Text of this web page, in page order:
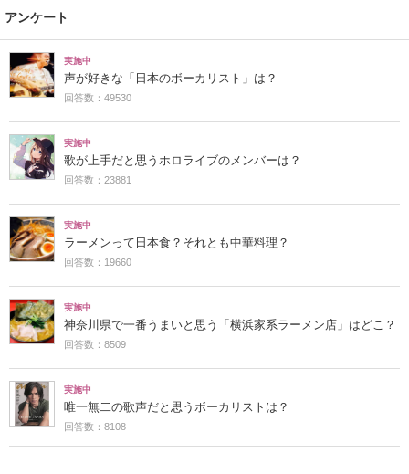
アンケート
実施中
声が好きな「日本のボーカリスト」は？
回答数：49530
実施中
歌が上手だと思うホロライブのメンバーは？
回答数：23881
実施中
ラーメンって日本食？それとも中華料理？
回答数：19660
実施中
神奈川県で一番うまいと思う「横浜家系ラーメン店」はどこ？
回答数：8509
実施中
唯一無二の歌声だと思うボーカリストは？
回答数：8108